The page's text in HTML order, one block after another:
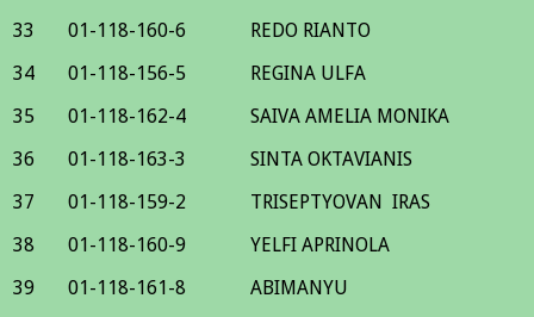
33
01-118-160-6
REDO RIANTO
34
01-118-156-5
REGINA ULFA
35
01-118-162-4
SAIVA AMELIA MONIKA
36
01-118-163-3
SINTA OKTAVIANIS
37
01-118-159-2
TRISEPTYOVAN IRAS
38
01-118-160-9
YELFI APRINOLA
39
01-118-161-8
ABIMANYU